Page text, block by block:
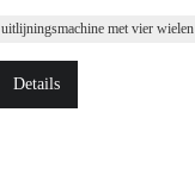
uitlijningsmachine met vier wielen
Details